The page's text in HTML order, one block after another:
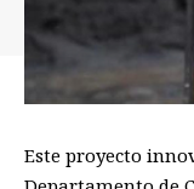
Este proyecto